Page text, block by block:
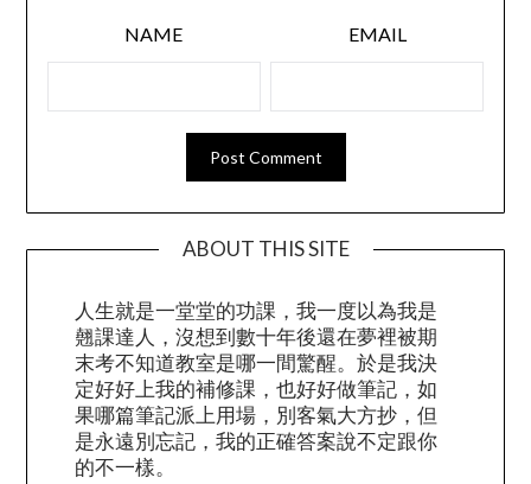
NAME EMAIL
ABOUT THIS SITE
人生就是一堂堂的功課，我一度以為我是
翹課達人，沒想到數十年後還在夢裡被期
末考不知道教室是哪一間驚醒。於是我決
定好好上我的補修課，也好好做筆記，如
果哪篇筆記派上用場，別客氣大方抄，但
是永遠別忘記，我的正確答案說不定跟你
的不一樣。